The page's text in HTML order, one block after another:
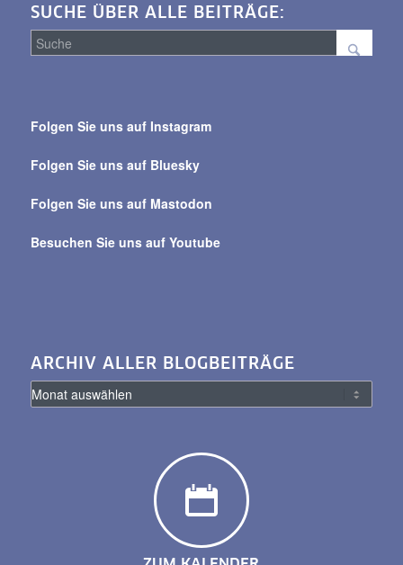
SUCHE ÜBER ALLE BEITRÄGE:
alle
Folgen Sie uns auf Instagram
Folgen Sie uns auf Bluesky
Folgen Sie uns auf Mastodon
Besuchen Sie uns auf Youtube
ARCHIV ALLER BLOGBEITRÄGE